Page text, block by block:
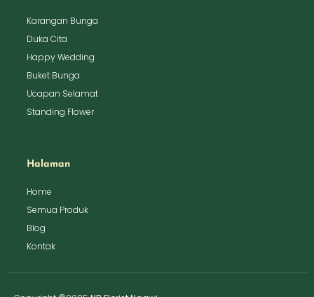
Karangan Bunga
Duka Cita
Happy Wedding
Buket Bunga
Ucapan Selamat
Standing Flower
Halaman
Home
Semua Produk
Blog
Kontak